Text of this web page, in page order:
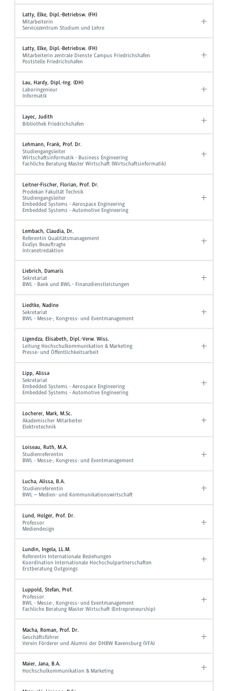
Latty, Elke, Dipl.-Betriebsw. (FH)
Mitarbeiterin
Servicezentrum Studium und Lehre
Latty, Elke, Dipl.-Betriebsw. (FH)
Mitarbeiterin zentrale Dienste Campus Friedrichshafen
Poststelle Friedrichshafen
Lau, Hardy, Dipl.-Ing. (DH)
Laboringenieur
Informatik
Layec, Judith
Bibliothek Friedrichshafen
Lehmann, Frank, Prof. Dr.
Studiengangsleiter
Wirtschaftsinformatik - Business Engineering
Fachliche Beratung Master Wirtschaft (Wirtschaftsinformatik)
Leitner-Fischer, Florian, Prof. Dr.
Prodekan Fakultät Technik
Studiengangsleiter
Embedded Systems - Aerospace Engineering
Embedded Systems - Automotive Engineering
Lembach, Claudia, Dr.
Referentin Qualitätsmanagement
EvaSys Beauftragte
Intranetredaktion
Liebrich, Damaris
Sekretariat
BWL - Bank und BWL - Finanzdienstleistungen
Liedtke, Nadine
Sekretariat
BWL - Messe-, Kongress- und Eventmanagement
Ligendza, Elisabeth, Dipl.-Verw. Wiss.
Leitung Hochschulkommunikation & Marketing
Presse- und Öffentlichkeitsarbeit
Lipp, Alissa
Sekretariat
Embedded Systems - Aerospace Engineering
Embedded Systems - Automotive Engineering
Locherer, Mark, M.Sc.
Akademischer Mitarbeiter
Elektrotechnik
Loiseau, Ruth, M.A.
Studienreferentin
BWL - Messe-, Kongress- und Eventmanagement
Lucha, Alissa, B.A.
Studienreferentin
BWL – Medien- und Kommunikationswirtschaft
Lund, Holger, Prof. Dr.
Professor
Mediendesign
Lundin, Ingela, LL.M.
Referentin Internationale Beziehungen
Koordination Internationale Hochschulpartnerschaften
Erstberatung Outgoings
Luppold, Stefan, Prof.
Professor
BWL - Messe-, Kongress- und Eventmanagement
Fachliche Beratung Master Wirtschaft (Entrepreneurship)
Macha, Roman, Prof. Dr.
Geschäftsführer
Verein Förderer und Alumni der DHBW Ravensburg (VFA)
Maier, Jana, B.A.
Hochschulkommunikation & Marketing